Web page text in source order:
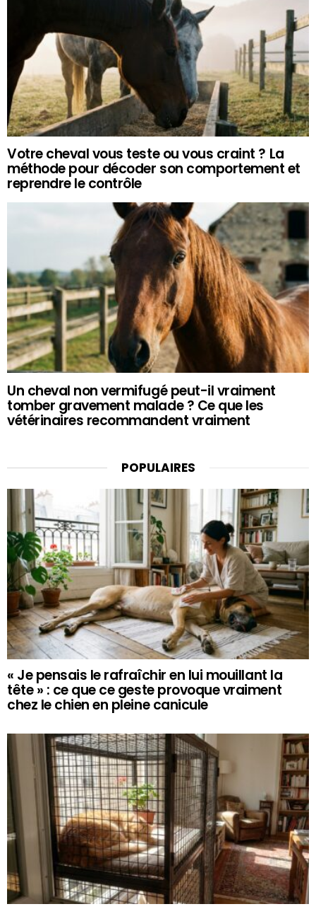
Votre cheval vous teste ou vous craint ? La
méthode pour décoder son comportement et
reprendre le contrôle
Un cheval non vermifugé peut-il vraiment
tomber gravement malade ? Ce que les
vétérinaires recommandent vraiment
POPULAIRES
« Je pensais le rafraîchir en lui mouillant la
tête » : ce que ce geste provoque vraiment
chez le chien en pleine canicule